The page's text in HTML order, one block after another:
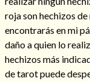
Amarre para
roja son hechizos
encontrarás en mi
daño a quien lo
hechizos más
de tarot puede